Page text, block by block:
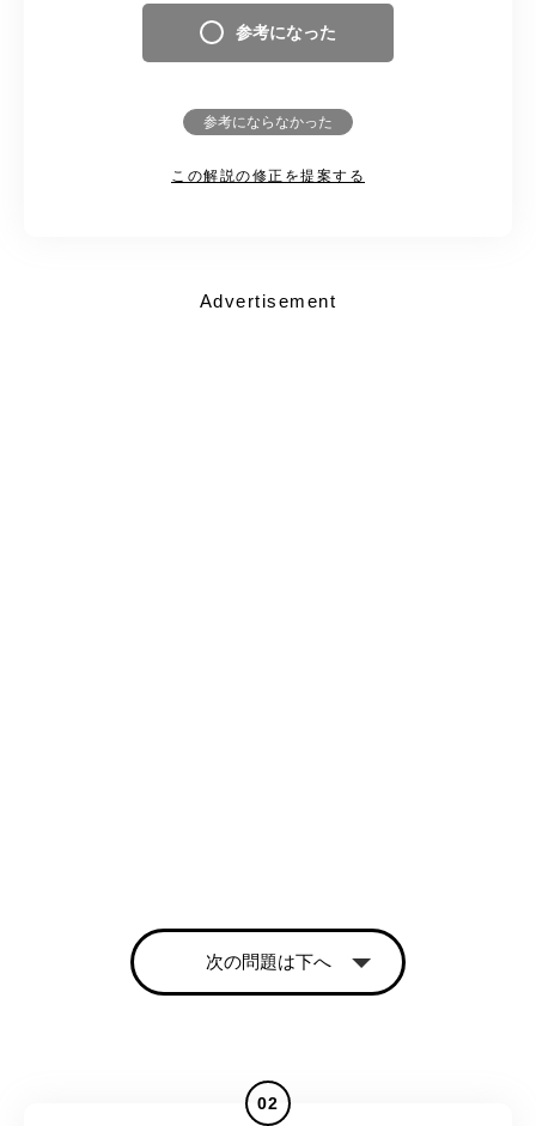
参考になった
参考にならなかった
この解説の修正を提案する
Advertisement
次の問題は下へ
02